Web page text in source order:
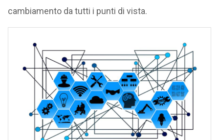
cambiamento da tutti i punti di vista.